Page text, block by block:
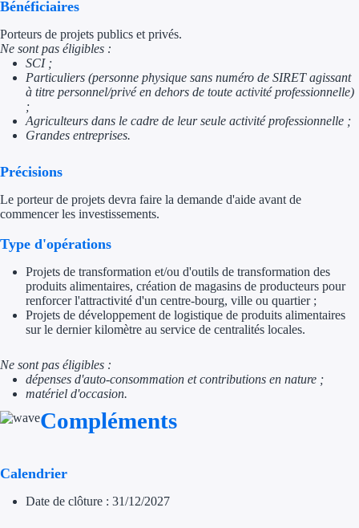
Aides
Quelles aides pour
Ouvrage
Régions de A à H
Bénéficiaires
Porteurs de projets publics et privés.
Ne sont pas éligibles :
SCI ;
Particuliers (personne physique sans numéro de SIRET agissant
à titre personnel/privé en dehors de toute activité professionnelle)
;
Agriculteurs dans le cadre de leur seule activité professionnelle ;
Grandes entreprises.
Précisions
Le porteur de projets devra faire la demande d'aide avant de
commencer les investissements.
Type d'opérations
Projets de transformation et/ou d'outils de transformation des
produits alimentaires, création de magasins de producteurs pour
renforcer l'attractivité d'un centre-bourg, ville ou quartier ;
Projets de développement de logistique de produits alimentaires
sur le dernier kilomètre au service de centralités locales.
Ne sont pas éligibles :
dépenses d'auto-consommation et contributions en nature ;
matériel d'occasion.
Compléments
Calendrier
Date de clôture : 31/12/2027